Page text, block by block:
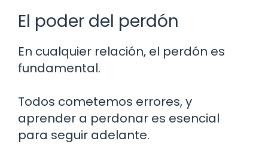
El poder del perdón
En cualquier relación, el perdón es
fundamental.
Todos cometemos errores, y
aprender a perdonar es esencial
para seguir adelante.